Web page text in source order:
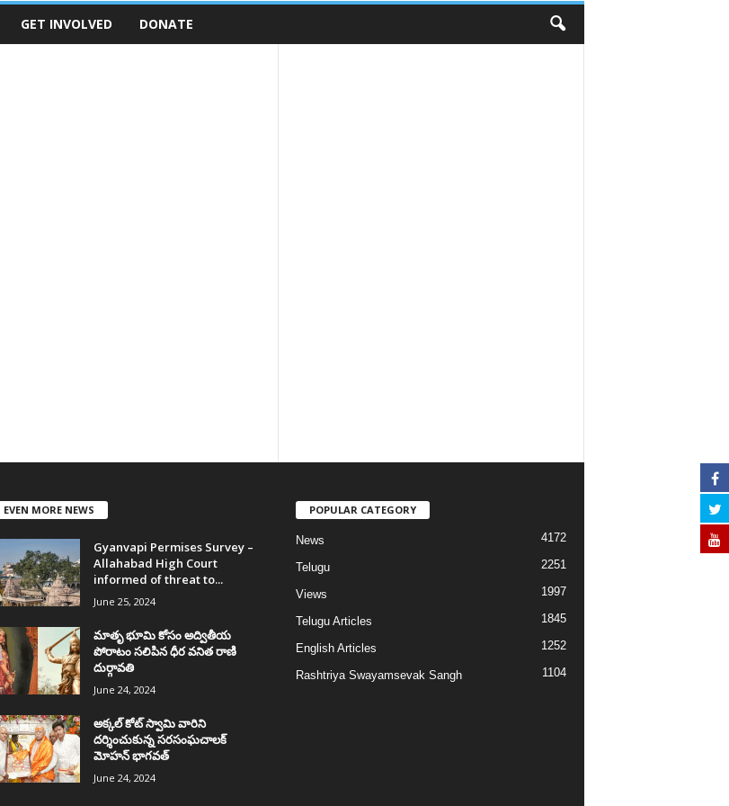
GET INVOLVED DONATE
EVEN MORE NEWS
Gyanvapi Permises Survey –
Allahabad High Court
informed of threat to...
June 25, 2024
మాతృ భూమి కోసం అద్వితీయ
పోరాటం సలిపిన ధీర వనిత రాణి
దుర్గావతి
June 24, 2024
అక్కల్‌ కోట్‌ స్వామి వారిని
దర్శించుకున్న సరసంఘచాలక్
మోహన్ భాగవత్
June 24, 2024
POPULAR CATEGORY
News 4172
Telugu 2251
Views 1997
Telugu Articles 1845
English Articles 1252
Rashtriya Swayamsevak Sangh 1104